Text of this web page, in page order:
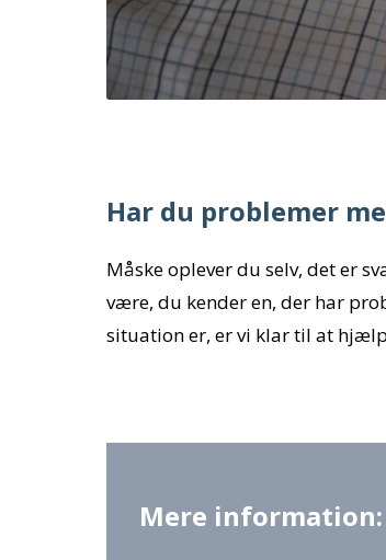
Har du problemer
Måske oplever du selv, det er
være, du kender en, der har
situation er, er vi klar til at
Mere information: